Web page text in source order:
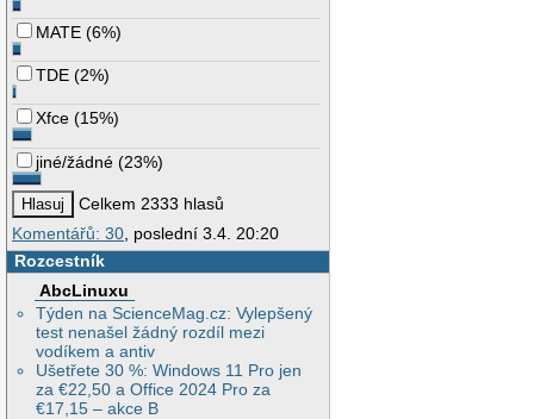
MATE (6%)
TDE (2%)
Xfce (15%)
jiné/žádné (23%)
Celkem 2333 hlasů
Komentářů: 30, poslední 3.4. 20:20
Rozcestník
AbcLinuxu
Týden na ScienceMag.cz: Vylepšený
test nenašel žádný rozdíl mezi
vodíkem a antiv
Ušetřete 30 %: Windows 11 Pro jen
za €22,50 a Office 2024 Pro za
€17,15 – akce B